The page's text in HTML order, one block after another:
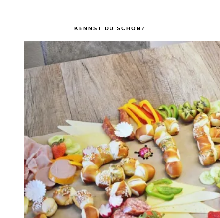
KENNST DU SCHON?